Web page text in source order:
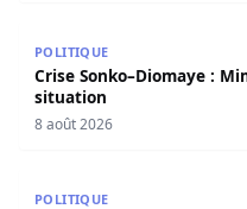
POLITIQUE
Crise Sonko–Diomaye :
situation
8 août 2026
POLITIQUE